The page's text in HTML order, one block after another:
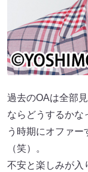
過去のOAは全部
ならどうするかな
う時期にオファ
（笑）。
不安と楽しみが入